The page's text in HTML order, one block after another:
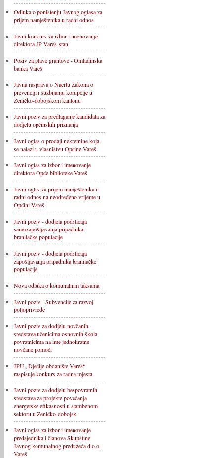
Odluka o poništenju Javnog oglasa za
prijem namještenika u radni odnos
Javni konkurs za izbor i imenovanje
direktora JP Vareš-stan
Poziv za plave grantove - Omladinska
banka Vareš
Javna rasprava o Nacrtu Zakona o
prevenciji i suzbijanju korupcije u
Zeničko-dobojskom kantonu
Javni poziv za predlaganje kandidata za
dodjelu općinskih priznanja
Javni oglas o prodaji nekretnine koja
se nalazi u vlasništvu Općine Vareš
Javni oglas za izbor i imenovanje
direktora Opće biblioteke Vareš
Javni oglas za prijem namještenika u
radni odnos na neodređeno vrijeme u
Općini Vareš
Javni poziv - dodjela podsticaja
samozapošljavanja pripadnika
branilačke populacije
Javni poziv - dodjela podsticaja
zapošljavanja pripadnika branilačke
populacije
Nova odluka o komunalnim taksama
Javni poziv - Subvencije za razvoj
poljoprivrede
Javni poziv za dodjelu novčanih
sredstava učenicima osnovnih škola
povratnicima na ime jednokratne
novčane pomoći
JPU „Dječije obdanište Vareš“
raspisuje konkurs za radna mjesta
Javni poziv za dodjelu bespovratnih
sredstava za projekte povećanja
energetske efikasnosti u stambenom
sektoru u Zeničko-dobojsk
Javni oglas za izbor i imenovanje
predsjednika i članova Skupštine
Javnog komunalnog preduzeća d.o.o.
Vareš